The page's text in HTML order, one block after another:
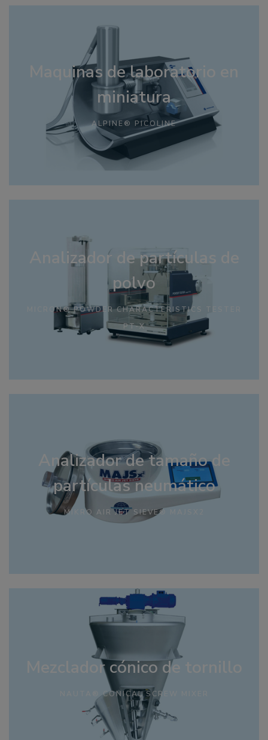
Maquinas de laboratorio en
miniatura
ALPINE® PICOLINE
Analizador de partículas de
polvo
MICRON® POWDER CHARACTERISTICS TESTER
PT-X
Analizador de tamaño de
partículas neumático
MIKRO AIR JET SIEVE® MAJSX2
Mezclador cónico de tornillo
NAUTA® CONICAL SCREW MIXER